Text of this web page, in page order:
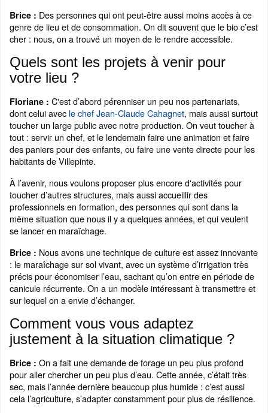
Brice : Des personnes qui ont peut-être aussi moins accès à ce
genre de lieu et de consommation. On dit souvent que le bio c’est
cher : nous, on a trouvé un moyen de le rendre accessible.
Quels sont les projets à venir pour
votre lieu ?
Floriane : C'est d’abord pérenniser un peu nos partenariats,
dont celui avec le chef Jean-Claude Cahagnet, mais aussi surtout
toucher un large public avec notre production. On veut toucher à
tout : servir un chef, et le lendemain faire une animation et faire
des paniers pour des enfants, ou faire une vente directe pour les
habitants de Villepinte.
À l’avenir, nous voulons proposer plus encore d'activités pour
toucher d’autres structures, mais aussi accueillir des
professionnels en formation, des personnes qui sont dans la
même situation que nous il y a quelques années, et qui veulent
se lancer en maraîchage.
Brice : Nous avons une technique de culture est assez innovante
: le maraîchage sur sol vivant, avec un système d’irrigation très
précis pour économiser l’eau, sachant qu’on entre en période de
canicule récurrente. On a un modèle intéressant à transmettre et
sur lequel on a envie d’échanger.
Comment vous vous adaptez
justement à la situation climatique ?
Brice : On a fait une demande de forage un peu plus profond
pour aller chercher un peu plus d’eau. Cette année, c’était très
sec, mais l’année dernière beaucoup plus humide : c’est aussi
cela l’agriculture, s’adapter constamment pour plus de résilience.